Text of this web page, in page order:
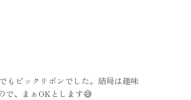
もビックリポンでした。結局は趣味
で、まぁOKとします😅